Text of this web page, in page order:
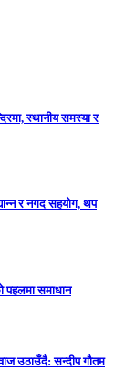
स्थानीय समस्या र
र नगद सहयोग, थप
पहलमा समाधान
उठाउँदै: सन्दीप गौतम